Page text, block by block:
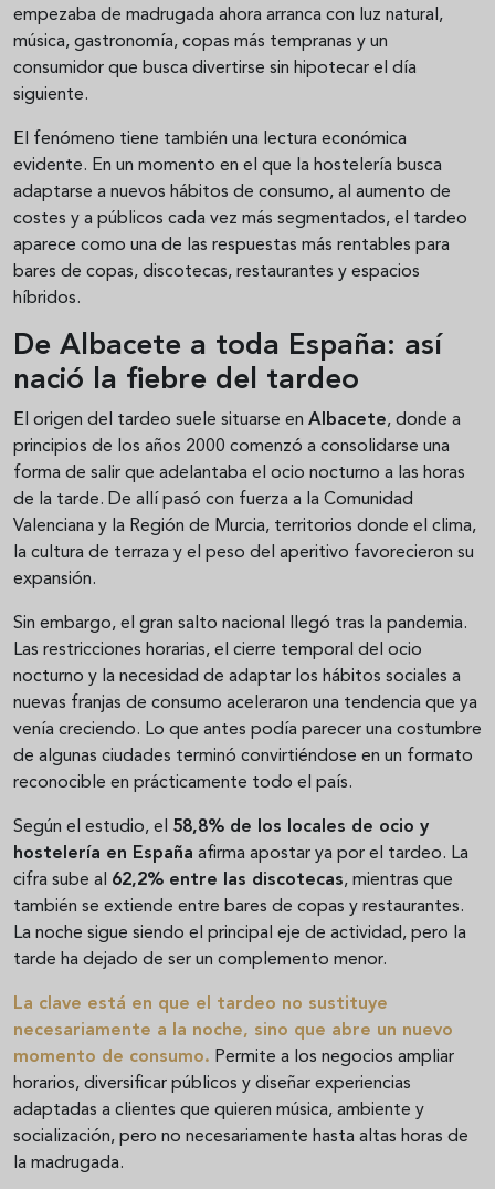
empezaba de madrugada ahora arranca con luz natural,
música, gastronomía, copas más tempranas y un
consumidor que busca divertirse sin hipotecar el día
siguiente.
El fenómeno tiene también una lectura económica
evidente. En un momento en el que la hostelería busca
adaptarse a nuevos hábitos de consumo, al aumento de
costes y a públicos cada vez más segmentados, el tardeo
aparece como una de las respuestas más rentables para
bares de copas, discotecas, restaurantes y espacios
híbridos.
De Albacete a toda España: así
nació la fiebre del tardeo
El origen del tardeo suele situarse en Albacete, donde a
principios de los años 2000 comenzó a consolidarse una
forma de salir que adelantaba el ocio nocturno a las horas
de la tarde. De allí pasó con fuerza a la Comunidad
Valenciana y la Región de Murcia, territorios donde el clima,
la cultura de terraza y el peso del aperitivo favorecieron su
expansión.
Sin embargo, el gran salto nacional llegó tras la pandemia.
Las restricciones horarias, el cierre temporal del ocio
nocturno y la necesidad de adaptar los hábitos sociales a
nuevas franjas de consumo aceleraron una tendencia que ya
venía creciendo. Lo que antes podía parecer una costumbre
de algunas ciudades terminó convirtiéndose en un formato
reconocible en prácticamente todo el país.
Según el estudio, el 58,8% de los locales de ocio y
hostelería en España afirma apostar ya por el tardeo. La
cifra sube al 62,2% entre las discotecas, mientras que
también se extiende entre bares de copas y restaurantes.
La noche sigue siendo el principal eje de actividad, pero la
tarde ha dejado de ser un complemento menor.
La clave está en que el tardeo no sustituye
necesariamente a la noche, sino que abre un nuevo
momento de consumo. Permite a los negocios ampliar
horarios, diversificar públicos y diseñar experiencias
adaptadas a clientes que quieren música, ambiente y
socialización, pero no necesariamente hasta altas horas de
la madrugada.